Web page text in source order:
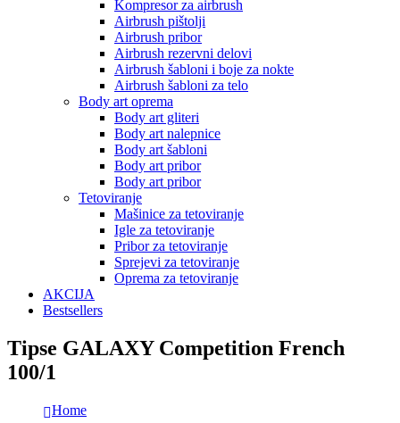
Kompresor za airbrush
Airbrush pištolji
Airbrush pribor
Airbrush rezervni delovi
Airbrush šabloni i boje za nokte
Airbrush šabloni za telo
Body art oprema
Body art gliteri
Body art nalepnice
Body art šabloni
Body art pribor
Body art pribor
Tetoviranje
Mašinice za tetoviranje
Igle za tetoviranje
Pribor za tetoviranje
Sprejevi za tetoviranje
Oprema za tetoviranje
AKCIJA
Bestsellers
Tipse GALAXY Competition French
100/1
Home